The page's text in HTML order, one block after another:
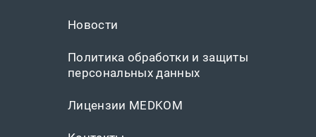
Новости
Политика обработки и защиты
персональных данных
Лицензии MEDKOM